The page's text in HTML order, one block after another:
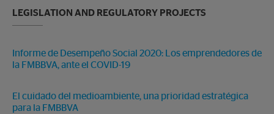
LEGISLATION AND REGULATORY PROJECTS
Informe de Desempeño Social 2020: Los emprendedores de
la FMBBVA, ante el COVID-19
El cuidado del medioambiente, una prioridad estratégica
para la FMBBVA